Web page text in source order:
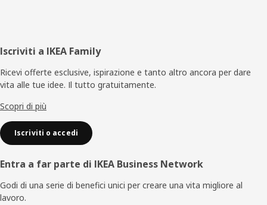
Piè
di
pagina
Iscriviti a IKEA Family
Ricevi offerte esclusive, ispirazione e tanto altro ancora per dare
vita alle tue idee. Il tutto gratuitamente.
Scopri di più
Iscriviti o accedi
Entra a far parte di IKEA Business Network
Godi di una serie di benefici unici per creare una vita migliore al
lavoro.